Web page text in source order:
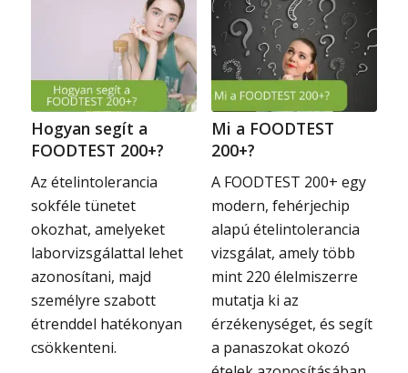
Hogyan segít a
FOODTEST 200+?
Az ételintolerancia
sokféle tünetet
okozhat, amelyeket
laborvizsgálattal lehet
azonosítani, majd
személyre szabott
étrenddel hatékonyan
csökkenteni.
Mi a FOODTEST
200+?
A FOODTEST 200+ egy
modern, fehérjechip
alapú ételintolerancia
vizsgálat, amely több
mint 220 élelmiszerre
mutatja ki az
érzékenységet, és segít
a panaszokat okozó